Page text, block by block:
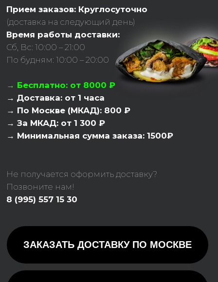
ЗАКАЗАТЬ ДОСТАВКУ ПО МОСКВЕ
→ Бесплатно: от 8000 ₽
→Доставка: от 1 часа
→ По Москве (МКАД): 800 ₽
→ За МКАД: от 1 300 ₽
→ Минимальная сумма заказа: 1500₽
Позвоните нам!
8 (995) 557 15 30